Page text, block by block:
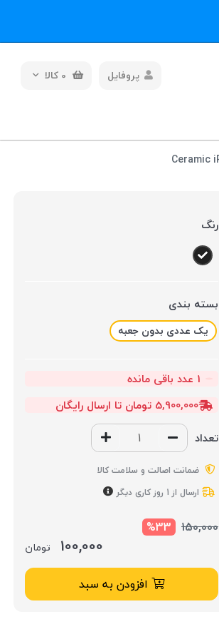
0 کالا پروفایل
رنگ
بسته بندی
یک عددی بدون جعبه
1 عدد باقی مانده
5,900,000 تومان تا ارسال رایگان
تعداد
ضمانت اصالت و سلامت کالا
ارسال از 1 روز کاری دیگر
150,000
%33
100,000 تومان
افزودن به سبد